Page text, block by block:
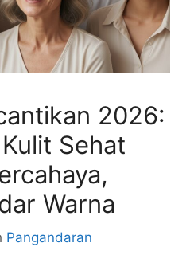
2026:
Sehat
Warna
Pangandaran